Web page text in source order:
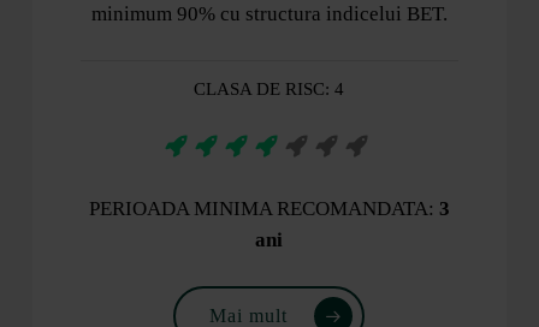
minimum 90% cu structura indicelui BET.
CLASA DE RISC: 4
PERIOADA MINIMA RECOMANDATA: 3
ani
Mai mult